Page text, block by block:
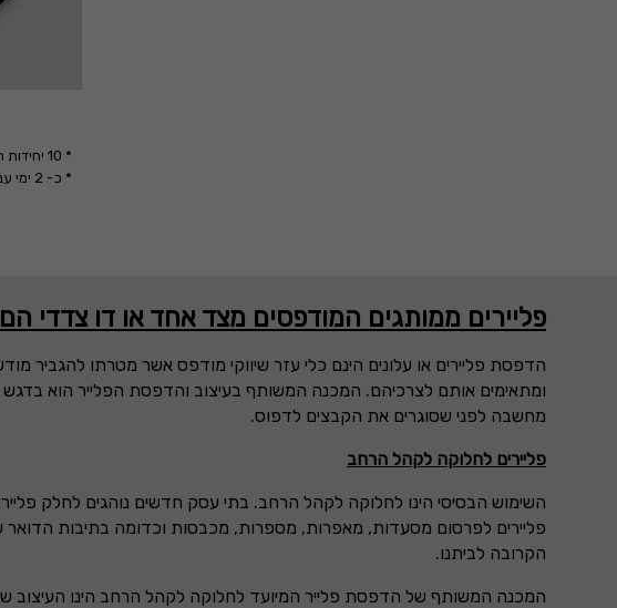
* 10 יחידות החל מ-85 ש''ח כולל מע''מ
* כ- 2 ימי עבודה לייצור
פליירים ממותגים המודפסים מצד אחד או דו
הדפסת פליירים או עלונים הינם כלי עזר שיווקי מודפס אשר מטרתו להגביר
ומתאימים אותם לצרכיהם. המכנה המשותף בעיצוב והדפסת הפלייר הוא בדגש
מחשבה לפני שסוגרים את הקבצים לדפוס.
פליירים לחלוקה לקהל הרחב
השימוש הבסיסי הינו לחלוקה לקהל הרחב. בתי עסק חדשים נוהגים לחלק
פליירים לפרסום מסעדות, מאפרות, מספרות, מכבסות וכדומה בתיבות
הקרובה לביתנו.
המכנה המשותף של הדפסת פלייר המיועד לחלוקה לקהל הרחב הינו העיצוב